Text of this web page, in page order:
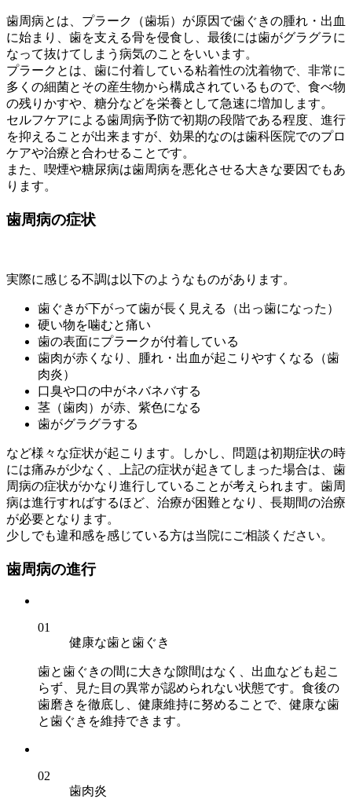
歯周病とは、プラーク（歯垢）が原因で歯ぐきの腫れ・出血
に始まり、歯を支える骨を侵食し、最後には歯がグラグラに
なって抜けてしまう病気のことをいいます。
プラークとは、歯に付着している粘着性の沈着物で、非常に
多くの細菌とその産生物から構成されているもので、食べ物
の残りかすや、糖分などを栄養として急速に増加します。
セルフケアによる歯周病予防で初期の段階である程度、進行
を抑えることが出来ますが、効果的なのは歯科医院でのプロ
ケアや治療と合わせることです。
また、喫煙や糖尿病は歯周病を悪化させる大きな要因でもあ
ります。
歯周病の症状
実際に感じる不調は以下のようなものがあります。
歯ぐきが下がって歯が長く見える（出っ歯になった）
硬い物を噛むと痛い
歯の表面にプラークが付着している
歯肉が赤くなり、腫れ・出血が起こりやすくなる（歯
肉炎）
口臭や口の中がネバネバする
茎（歯肉）が赤、紫色になる
歯がグラグラする
など様々な症状が起こります。しかし、問題は初期症状の時
には痛みが少なく、上記の症状が起きてしまった場合は、歯
周病の症状がかなり進行していることが考えられます。歯周
病は進行すればするほど、治療が困難となり、長期間の治療
が必要となります。
少しでも違和感を感じている方は当院にご相談ください。
歯周病の進行
01
健康な歯と歯ぐき
歯と歯ぐきの間に大きな隙間はなく、出血なども起こ
らず、見た目の異常が認められない状態です。食後の
歯磨きを徹底し、健康維持に努めることで、健康な歯
と歯ぐきを維持できます。
02
歯肉炎